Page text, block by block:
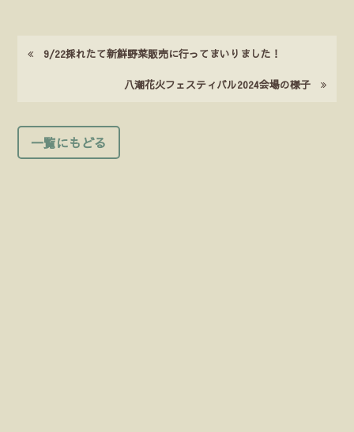
9/22採れたて新鮮野菜販売に行ってまいりました！
八潮花火フェスティバル2024会場の様子
一覧にもどる